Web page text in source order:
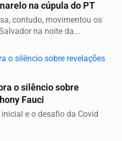
na cúpula do PT
contudo, movimentou os
na noite da...
o silêncio sobre
do Caso Anthony Fauci
e o desafio da Covid